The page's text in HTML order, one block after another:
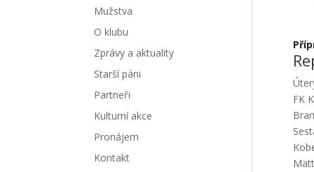
FK
Mužstva
O klubu
Zprávy a aktuality
Starší páni
Partneři
Kulturní akce
Pronájem
Kontakt